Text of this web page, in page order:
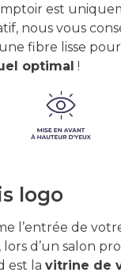
est
nous vous
fibre lisse
optimal !
logo
l’entrée de
d’un salon
est la vitrine de